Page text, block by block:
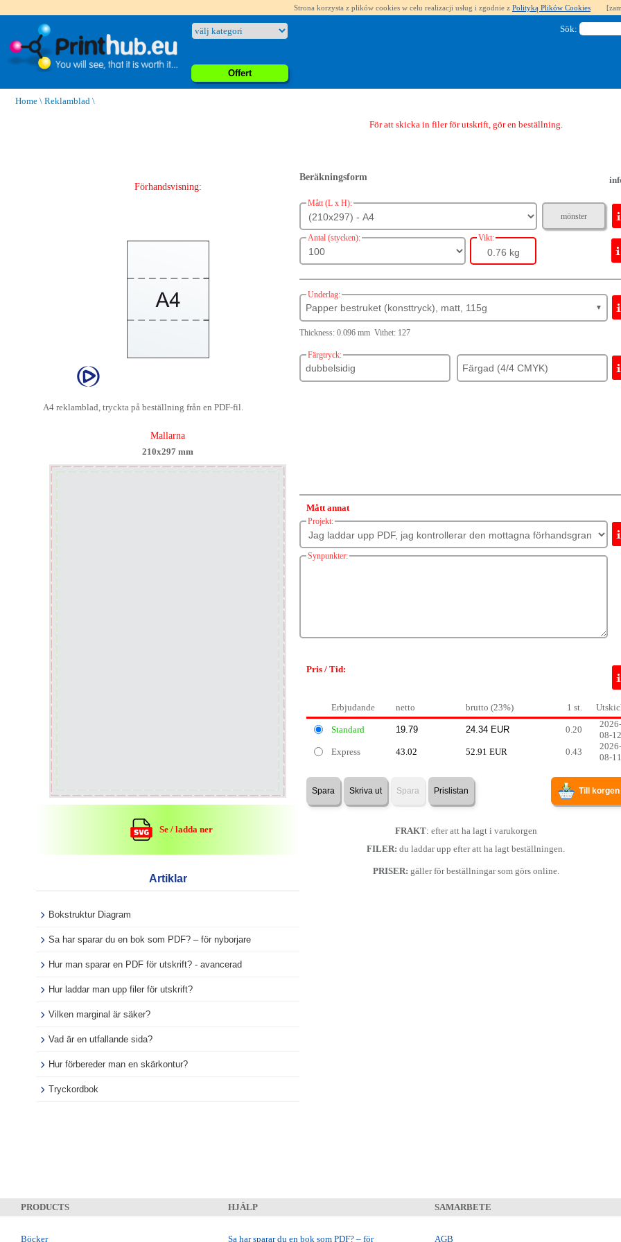
Strona korzysta z plików cookies w celu realizacji usług i zgodnie z Polityką Plików Cookies
Offert
Sök:
Home \ Reklamblad \
För att skicka in filer för utskrift, gör en beställning.
Förhandsvisning:
A4 reklamblad, tryckta på beställning från en PDF-fil.
Mallarna
210x297 mm
Se / ladda ner
Artiklar
Bokstruktur Diagram
Sa har sparar du en bok som PDF? – för nyborjare
Hur man sparar en PDF för utskrift? - avancerad
Hur laddar man upp filer för utskrift?
Vilken marginal är säker?
Vad är en utfallande sida?
Hur förbereder man en skärkontur?
Tryckordbok
Beräkningsform
Mått (L x H):
mönster
Antal (stycken): Vikt:
0.76 kg
Underlag:
Papper bestruket (konsttryck), matt, 115g ▼
Thickness: 0.096 mm Vithet: 127
Färgtryck:
Mått annat
Projekt:
Synpunkter:
Pris / Tid:
Erbjudande netto brutto (23%) 1 st.
Standard 0.20
2026-
08-12
Express
43.02 52.91 EUR 0.43
2026-
08-11
Spara Skriva ut Spara Prislistan Till korgen
FRAKT: efter att ha lagt i varukorgen
FILER: du laddar upp efter att ha lagt beställningen.
PRISER: gäller för beställningar som görs online.
PRODUCTS
Böcker
HJÄLP
Sa har sparar du en bok som PDF? – för
SAMARBETE
AGB